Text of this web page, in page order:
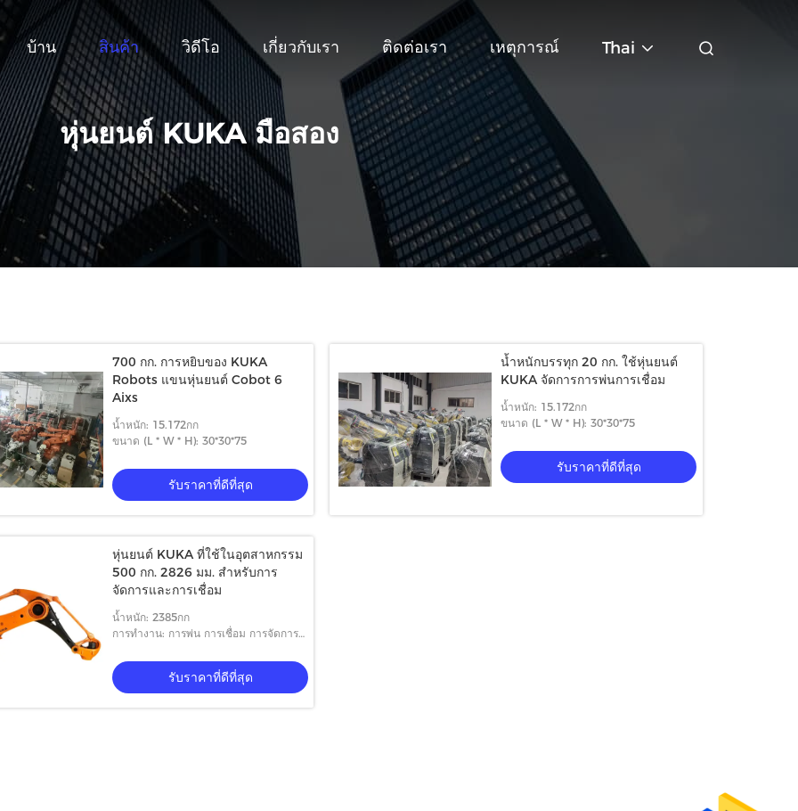
บ้าน สินค้า วิดีโอ เกี่ยวกับเรา ติดต่อเรา เหตุการณ์ Thai
หุ่นยนต์ KUKA มือสอง
700 กก. การหยิบของ KUKA
Robots แขนหุ่นยนต์ Cobot 6
Aixs
น้ำหนัก: 15.172กก
ขนาด (L * W * H): 30*30*75
รับราคาที่ดีที่สุด
น้ำหนักบรรทุก 20 กก. ใช้หุ่นยนต์
KUKA จัดการการพ่นการเชื่อม
น้ำหนัก: 15.172กก
ขนาด (L * W * H): 30*30*75
รับราคาที่ดีที่สุด
หุ่นยนต์ KUKA ที่ใช้ในอุตสาหกรรม
500 กก. 2826 มม. สำหรับการ
จัดการและการเชื่อม
น้ำหนัก: 2385กก
การทำงาน: การพ่น การเชื่อม การจัดการ
รับราคาที่ดีที่สุด